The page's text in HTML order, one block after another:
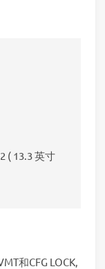
( 13.3 英寸
和CFG LOCK,